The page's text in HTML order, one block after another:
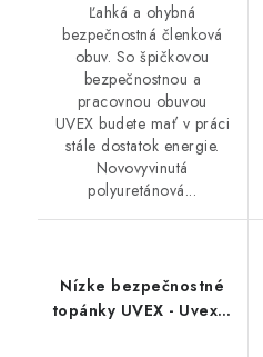
Ľahká a ohybná
bezpečnostná členková
obuv. So špičkovou
bezpečnostnou a
pracovnou obuvou
UVEX budete mať v práci
stále dostatok energie.
Novovyvinutá
polyuretánová...
Nízke bezpečnostné
topánky UVEX - Uvex 2